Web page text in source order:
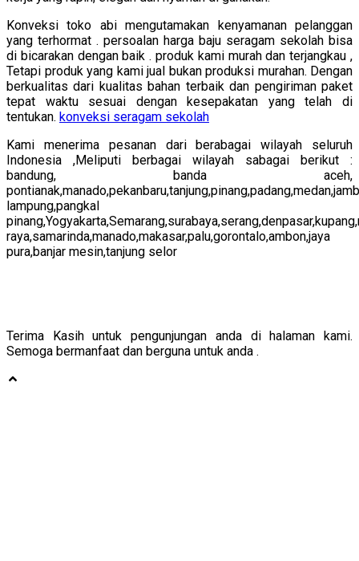
Konveksi toko abi mengutamakan kenyamanan pelanggan
yang terhormat . persoalan harga baju seragam sekolah bisa
di bicarakan dengan baik . produk kami murah dan terjangkau ,
Tetapi produk yang kami jual bukan produksi murahan. Dengan
berkualitas dari kualitas bahan terbaik dan pengiriman paket
tepat waktu sesuai dengan kesepakatan yang telah di
tentukan. konveksi seragam sekolah
Kami menerima pesanan dari berabagai wilayah seluruh
Indonesia ,Meliputi berbagai wilayah sabagai berikut :
bandung, banda aceh,
lampung,pangkal
raya,samarinda,manado,makasar,palu,gorontalo,ambon,jaya
pura,banjar mesin,tanjung selor
Terima Kasih untuk pengunjungan anda di halaman kami.
Semoga bermanfaat dan berguna untuk anda .